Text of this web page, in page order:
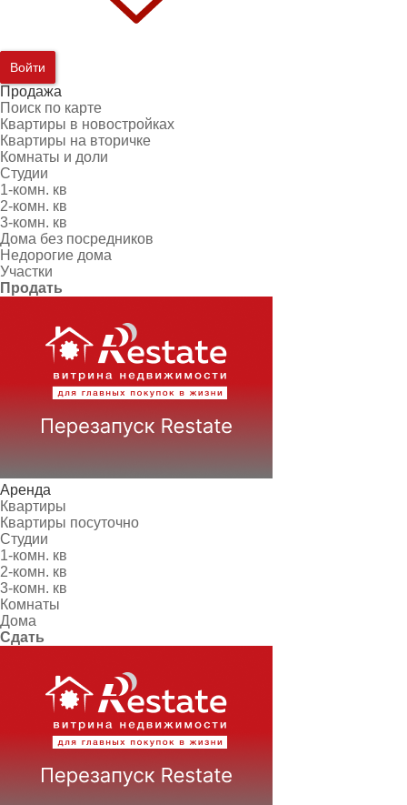
Войти
Продажа
Поиск по карте
Квартиры в новостройках
Квартиры на вторичке
Комнаты и доли
Студии
1-комн. кв
2-комн. кв
3-комн. кв
Дома без посредников
Недорогие дома
Участки
Продать
Аренда
Квартиры
Квартиры посуточно
Студии
1-комн. кв
2-комн. кв
3-комн. кв
Комнаты
Дома
Сдать